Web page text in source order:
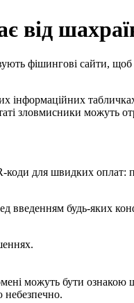
від
фішингові сайти,
інформаційних
зловмисники можуть
для швидких оплат:
введенням будь-яких
можуть бути ознакою
небезпечно.